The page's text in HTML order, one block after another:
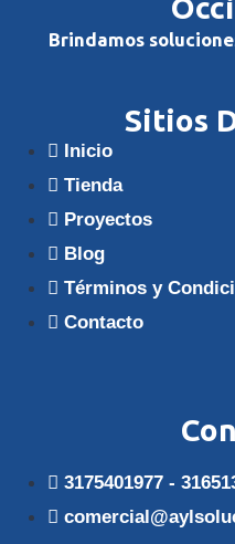
Brindamos
Sitios
Inicio
Tienda
Proyectos
Blog
Términos y
Contacto
3175401977 -